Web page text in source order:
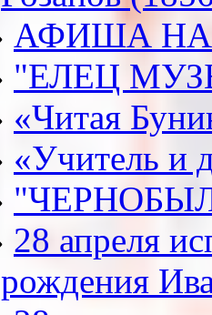
АФИША НА
"ЕЛЕЦ
«Читая
«Учитель и
28 апреля
рождения